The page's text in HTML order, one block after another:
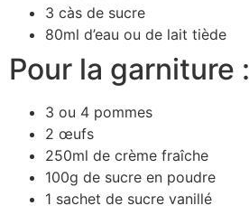
3 càs de sucre
80ml d’eau ou de lait tiède
Pour la garniture :
3 ou 4 pommes
2 œufs
250ml de crème fraîche
100g de sucre en poudre
1 sachet de sucre vanillé